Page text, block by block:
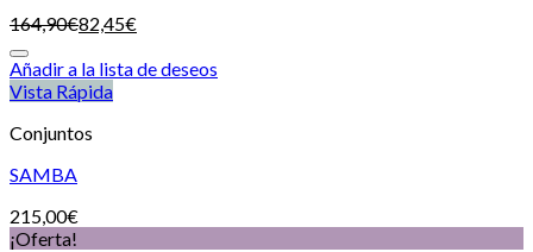
164,90€82,45€
Añadir a la lista de deseos
Vista Rápida
Conjuntos
SAMBA
215,00€
¡Oferta!